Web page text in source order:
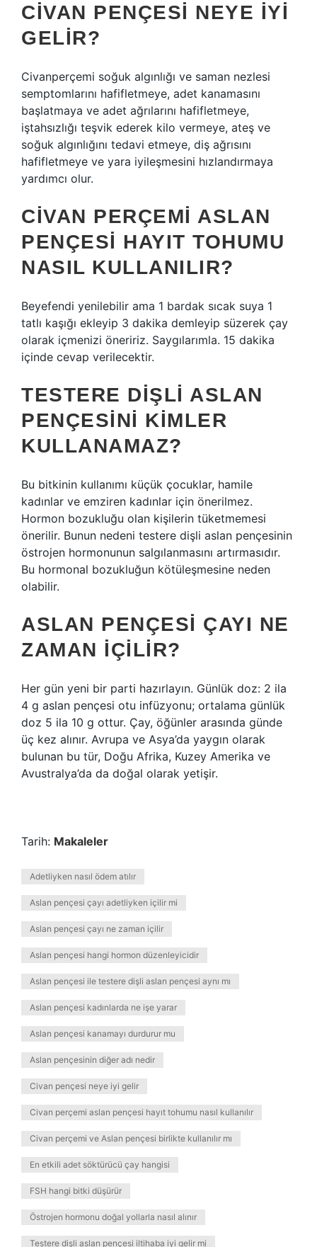
CIVAN PENÇESI NEYE IYI
GELIR?
Civanperçemi soğuk algınlığı ve saman nezlesi
semptomlarını hafifletmeye, adet kanamasını
başlatmaya ve adet ağrılarını hafifletmeye,
iştahsızlığı teşvik ederek kilo vermeye, ateş ve
soğuk algınlığını tedavi etmeye, diş ağrısını
hafifletmeye ve yara iyileşmesini hızlandırmaya
yardımcı olur.
CIVAN PERÇEMI ASLAN
PENÇESI HAYIT TOHUMU
NASIL KULLANILIR?
Beyefendi yenilebilir ama 1 bardak sıcak suya 1
tatlı kaşığı ekleyip 3 dakika demleyip süzerek çay
olarak içmenizi öneririz. Saygılarımla. 15 dakika
içinde cevap verilecektir.
TESTERE DIŞLI ASLAN
PENÇESINI KIMLER
KULLANAMAZ?
Bu bitkinin kullanımı küçük çocuklar, hamile
kadınlar ve emziren kadınlar için önerilmez.
Hormon bozukluğu olan kişilerin tüketmemesi
önerilir. Bunun nedeni testere dişli aslan pençesinin
östrojen hormonunun salgılanmasını artırmasıdır.
Bu hormonal bozukluğun kötüleşmesine neden
olabilir.
ASLAN PENÇESI ÇAYI NE
ZAMAN IÇILIR?
Her gün yeni bir parti hazırlayın. Günlük doz: 2 ila
4 g aslan pençesi otu infüzyonu; ortalama günlük
doz 5 ila 10 g ottur. Çay, öğünler arasında günde
üç kez alınır. Avrupa ve Asya’da yaygın olarak
bulunan bu tür, Doğu Afrika, Kuzey Amerika ve
Avustralya’da da doğal olarak yetişir.
Tarih: Makaleler
Adetliyken nasıl ödem atılır
Aslan pençesi çayı adetliyken içilir mi
Aslan pençesi çayı ne zaman içilir
Aslan pençesi hangi hormon düzenleyicidir
Aslan pençesi ile testere dişli aslan pençesi aynı mı
Aslan pençesi kadınlarda ne işe yarar
Aslan pençesi kanamayı durdurur mu
Aslan pençesinin diğer adı nedir
Civan pençesi neye iyi gelir
Civan perçemi aslan pençesi hayıt tohumu nasıl kullanılır
Civan perçemi ve Aslan pençesi birlikte kullanılır mı
En etkili adet söktürücü çay hangisi
FSH hangi bitki düşürür
Östrojen hormonu doğal yollarla nasıl alınır
Testere dişli aslan pençesi iltihaba iyi gelir mi